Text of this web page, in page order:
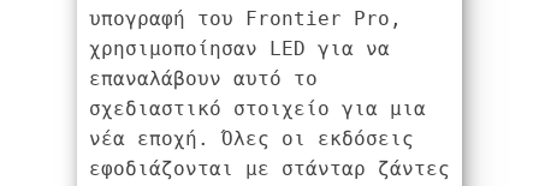
υπογραφή του Frontier Pro,
χρησιμοποίησαν LED για να
επαναλάβουν αυτό το
σχεδιαστικό στοιχείο για μια
νέα εποχή. Όλες οι εκδόσεις
εφοδιάζονται με στάνταρ ζάντες